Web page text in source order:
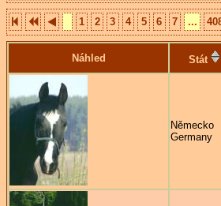
1 2 3 4 5 6 7 ...
Náhled Stát
Germany